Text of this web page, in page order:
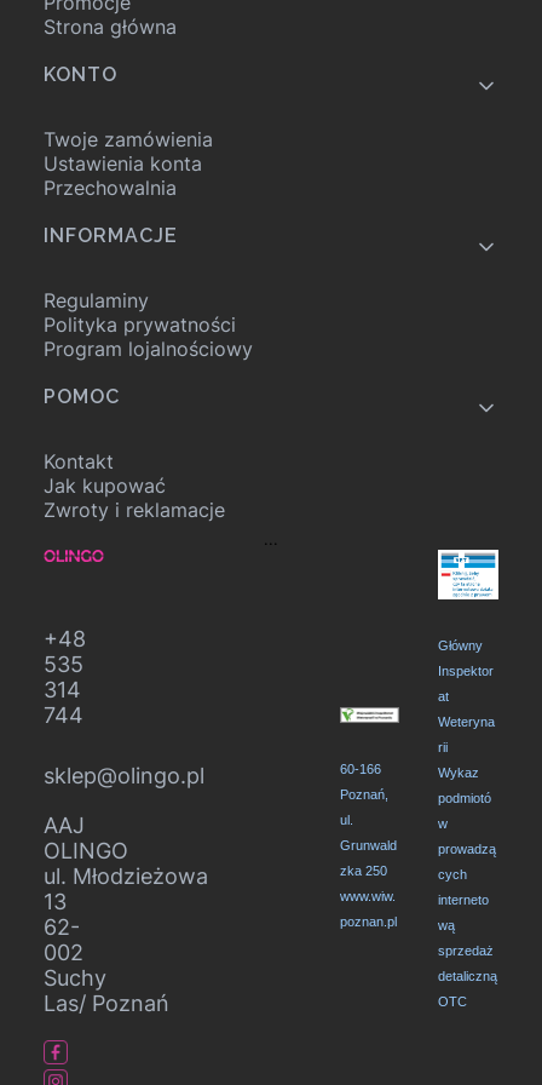
Strona główna
KONTO
Twoje zamówienia
Ustawienia konta
Przechowalnia
INFORMACJE
Regulaminy
Polityka prywatności
Program lojalnościowy
POMOC
Kontakt
Jak kupować
Zwroty i reklamacje
...
+48
535
314
744
sklep@olingo.pl
AAJ
OLINGO
ul. Młodzieżowa
13
62-
002
Suchy
Las/ Poznań
60-166
Poznań,
ul.
Grunwald
zka 250
www.wiw.
poznan.pl
Główny
Inspektor
at
Weteryna
rii
Wykaz
podmiotó
w
prowadzą
cych
interneto
wą
sprzedaż
detaliczną
OTC